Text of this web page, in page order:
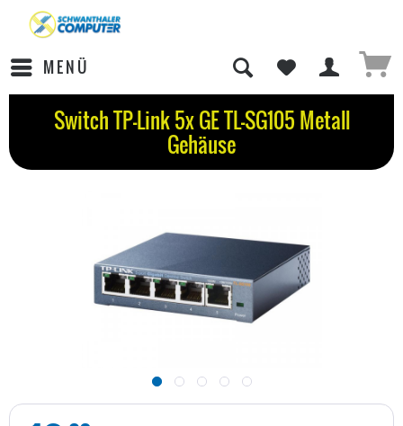
MENÜ
Switch TP-Link 5x GE TL-SG105 Metall
Gehäuse